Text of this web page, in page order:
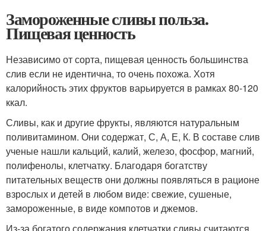
Замороженные сливы польза.
Пищевая ценность
Независимо от сорта, пищевая ценность большинства
слив если не идентична, то очень похожа. Хотя
калорийность этих фруктов варьируется в рамках 80-120
ккал.
Сливы, как и другие фрукты, являются натуральным
поливитамином. Они содержат, С, А, Е, К. В составе слив
ученые нашли кальций, калий, железо, фосфор, магний,
полифенолы, клетчатку. Благодаря богатству
питательных веществ они должны появляться в рационе
взрослых и детей в любом виде: свежие, сушеные,
замороженные, в виде компотов и джемов.
Из-за богатого содержания клетчатки сливы считаются